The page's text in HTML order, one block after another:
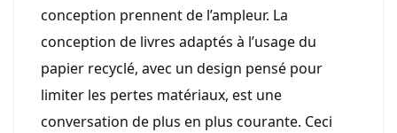
conception prennent de l’ampleur. La
conception de livres adaptés à l’usage du
papier recyclé, avec un design pensé pour
limiter les pertes matériaux, est une
conversation de plus en plus courante. Ceci